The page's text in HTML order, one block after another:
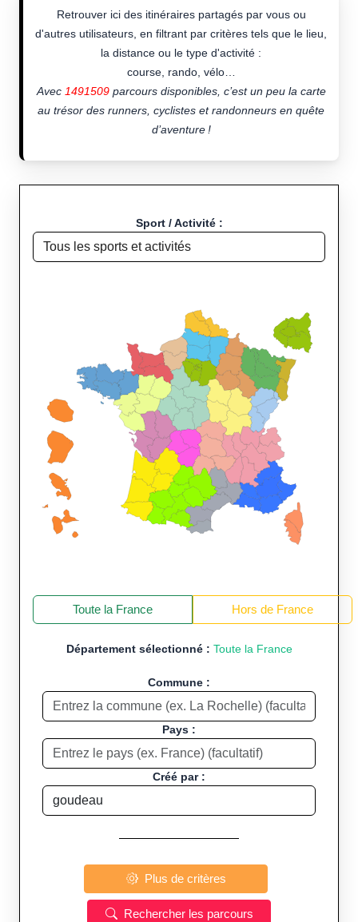
Retrouver ici des itinéraires partagés par vous ou
d'autres utilisateurs, en filtrant par critères tels que le lieu,
la distance ou le type d'activité :
course, rando, vélo…
Avec 1491509parcours disponibles, c’est un peu la carte
au trésor des runners, cyclistes et randonneurs en quête
d’aventure !
Sport / Activité :
Toute la France Hors de France
Département sélectionné : Toute la France
Commune :
Pays :
Créé par :
Plus de critères
Rechercher les parcours